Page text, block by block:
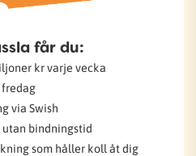
får du:
kr varje vecka
fredag
via Swish
bindningstid
som håller koll åt dig